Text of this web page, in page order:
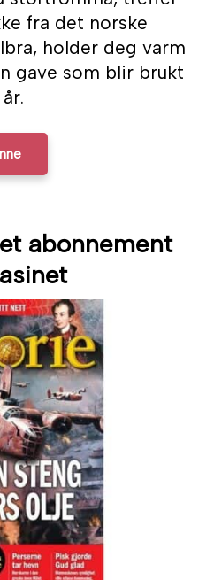
fra det norske
holder deg varm
gave som blir brukt
abonnement